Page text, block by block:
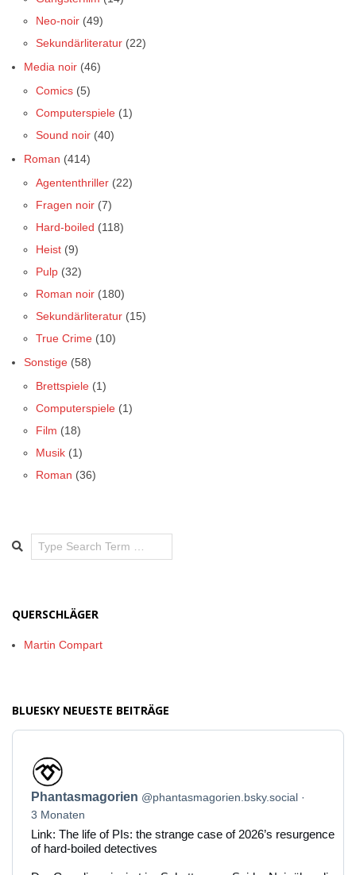
Neo-noir (49)
Sekundärliteratur (22)
Media noir (46)
Comics (5)
Computerspiele (1)
Sound noir (40)
Roman (414)
Agententhriller (22)
Fragen noir (7)
Hard-boiled (118)
Heist (9)
Pulp (32)
Roman noir (180)
Sekundärliteratur (15)
True Crime (10)
Sonstige (58)
Brettspiele (1)
Computerspiele (1)
Film (18)
Musik (1)
Roman (36)
Search
QUERSCHLÄGER
Martin Compart
BLUESKY NEUESTE BEITRÄGE
Beitrag
von
Phantasmagorien
auf
Bluesky
ansehen
Phantasmagorien @phantasmagorien.bsky.social
3 Monaten
Link: The life of PIs: the strange case of 2026’s resurgence
of hard-boiled detectives